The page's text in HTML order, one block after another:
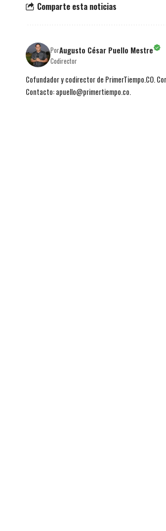
Comparte esta noticias
PorAugusto César Puello Mestre
Codirector
Cofundador y codirector de PrimerTiempo.CO.
Contacto: apuello@primertiempo.co.